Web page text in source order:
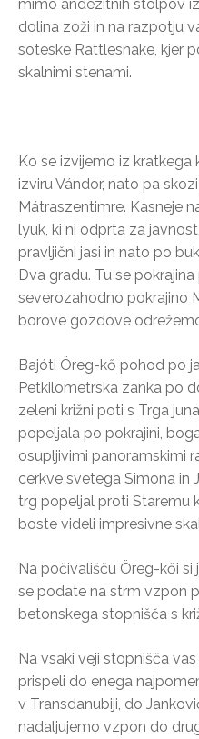
mimo andezitnih stolpov
dolina zoži in na razpotju
soteske Rattlesnake, kjer
skalnimi stenami.
Ko se izvijemo iz kratkega
izviru Vándor, nato pa
Mátraszentimre. Kasneje
lyuk, ki ni odprta za
pravljični jasi in nato po
Dva gradu. Tu se
severozahodno pokrajino
borove gozdove
Bajóti Öreg-kő pohod po
Petkilometrska zanka po
zeleni križni poti s Trga
popeljala po pokrajini,
osupljivimi panoramskimi
cerkve svetega Simona in
trg popeljal proti Staremu
boste videli impresivne
Na počivališču Öreg-kői
se podate na strm vzpon
betonskega stopnišča s
Na vsaki veji stopnišča
prispeli do enega
v Transdanubiji, do
nadaljujemo vzpon do